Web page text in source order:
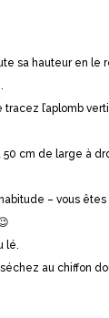
sa hauteur en le
tracez l’aplomb
50 cm de large à
– vous êtes
lé.
au chiffon